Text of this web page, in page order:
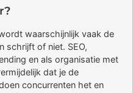
waarschijnlijk vaak de
schrijft of niet. SEO,
en als organisatie met
dat je de
concurrenten het en